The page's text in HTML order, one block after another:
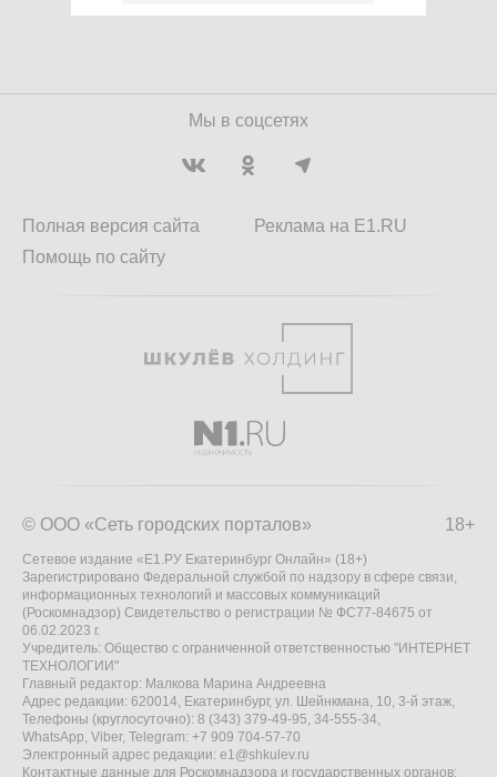
Мы в соцсетях
Полная версия сайта
Помощь по сайту
Реклама на E1.RU
18+
© ООО «Сеть городских порталов»
Сетевое издание «Е1.РУ Екатеринбург Онлайн» (18+)
Зарегистрировано Федеральной службой по надзору в сфере связи,
информационных технологий и массовых коммуникаций
(Роскомнадзор) Свидетельство о регистрации № ФС77-84675 от
06.02.2023 г.
Учредитель: Общество с ограниченной ответственностью "ИНТЕРНЕТ
ТЕХНОЛОГИИ"
Главный редактор: Малкова Марина Андреевна
Адрес редакции: 620014, Екатеринбург, ул. Шейнкмана, 10, 3-й этаж,
Телефоны (круглосуточно): 8 (343) 379-49-95, 34-555-34,
WhatsApp, Viber, Telegram: +7 909 704-57-70
Электронный адрес редакции: e1@shkulev.ru
Контактные данные для Роскомнадзора и государственных органов: